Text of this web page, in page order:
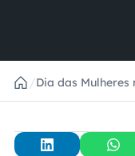
/Dia das
Comunicar e